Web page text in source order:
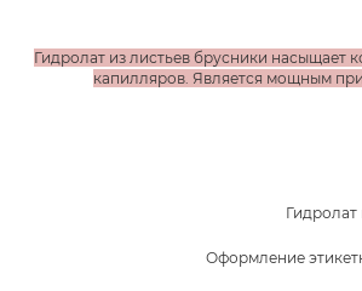
Гидролат из листьев брусники насыщает
капилляров. Является мощным
Гидролат
Оформление